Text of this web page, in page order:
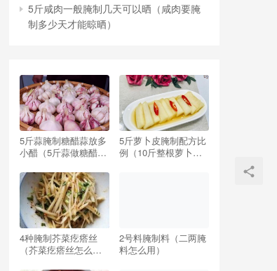
5斤咸肉一般腌制几天可以晒（咸肉要腌
制多少天才能晾晒）
5斤蒜腌制糖醋蒜放多
小醋（5斤蒜做糖醋蒜,
5斤萝卜皮腌制配方比
例（10斤整根萝卜腌
4种腌制芥菜疙瘩丝
（芥菜疙瘩丝怎么腌
2号料腌制料（二两腌
料怎么用）